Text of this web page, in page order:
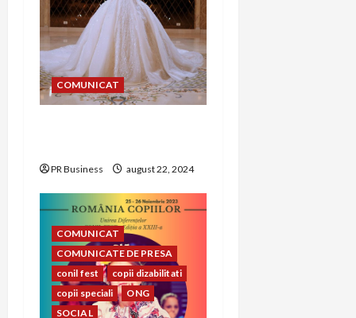
o
n COMUNICAT
PR Business august 22, 2024
COMUNICAT
COMUNICATE DE PRESA
conil fest
copii dizabilitati
copii speciali
ONG
SOCIAL